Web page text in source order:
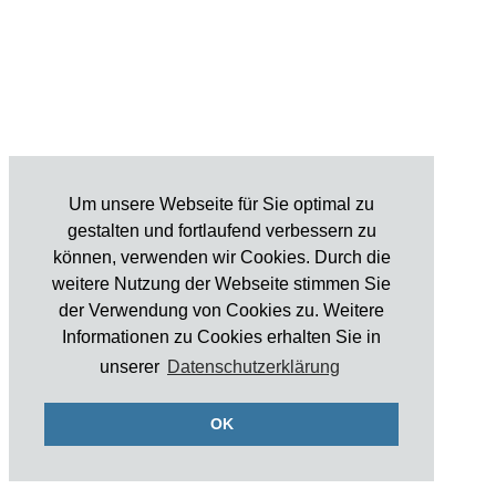
Um unsere Webseite für Sie optimal zu
gestalten und fortlaufend verbessern zu
können, verwenden wir Cookies. Durch die
weitere Nutzung der Webseite stimmen Sie
der Verwendung von Cookies zu. Weitere
Informationen zu Cookies erhalten Sie in
unserer Datenschutzerklärung
OK